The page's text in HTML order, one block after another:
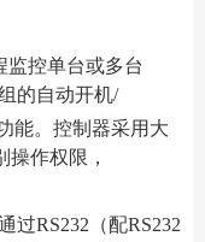
监控单台或多台
的自动开机/
能。控制器采用大
作权限，
RS232（配RS232